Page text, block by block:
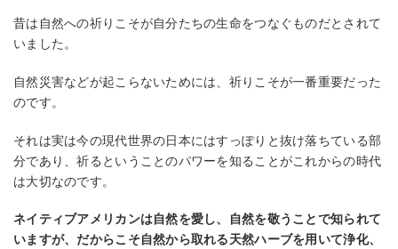
昔は自然への祈りこそが自分たちの生命をつなぐものだとされて
いました。
自然災害などが起こらないためには、祈りこそが一番重要だった
のです。
それは実は今の現代世界の日本にはすっぽりと抜け落ちている部
分であり、祈るということのパワーを知ることがこれからの時代
は大切なのです。
ネイティブアメリカンは自然を愛し、自然を敬うことで知られて
いますが、だからこそ自然から取れる天然ハーブを用いて浄化、